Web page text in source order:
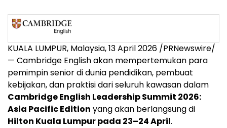
KUALA LUMPUR, Malaysia, 13 April 2026 /PRNewswire/
— Cambridge English akan mempertemukan para
pemimpin senior di dunia pendidikan, pembuat
kebijakan, dan praktisi dari seluruh kawasan dalam
Cambridge English Leadership Summit 2026:
Asia Pacific Edition yang akan berlangsung di
Hilton Kuala Lumpur pada 23–24 April.